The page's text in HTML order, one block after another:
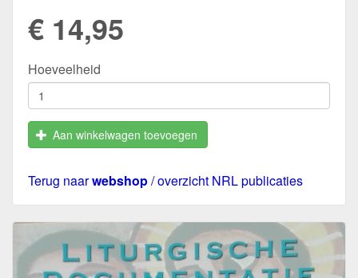
€ 14,95
Hoeveelheid
Aan winkelwagen toevoegen
Terug naarwebshop/ overzicht NRL publicaties